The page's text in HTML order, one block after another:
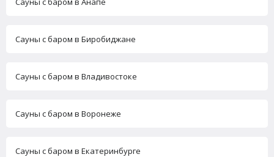
Сауны с баром в Биробиджане
Сауны с баром в Владивостоке
Сауны с баром в Воронеже
Сауны с баром в Екатеринбурге